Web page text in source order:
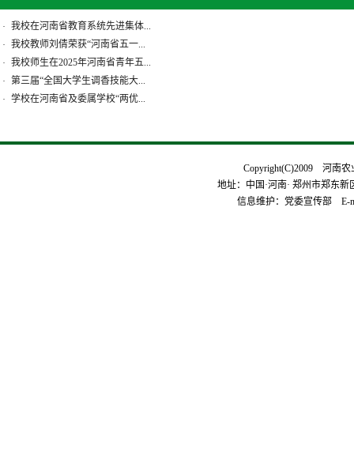
· 我校在河南省教育系统先进集体...
· 我校教师刘倩荣获“河南省五一...
· 我校师生在2025年河南省青年五...
· 第三届“全国大学生调香技能大...
· 学校在河南省及委属学校“两优...
Copyright(C)2009 河南
地址：中国·河南· 郑州市郑东
信息维护：党委宣传部 E-